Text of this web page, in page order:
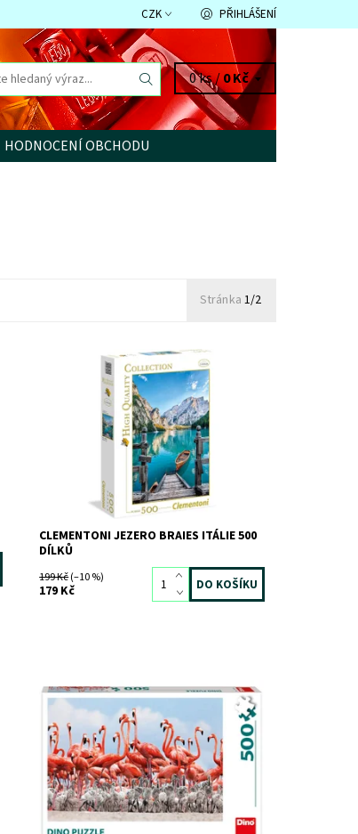
CZK PŘIHLÁŠENÍ
0 ks /0 Kč
HODNOCENÍ OBCHODU
Stránka 1/2
Dostupnost: Skladem3 ks
9058
CLEMENTONI
CLEMENTONI JEZERO BRAIES ITÁLIE 500
DÍLKŮ
199 Kč(–10 %)
179 Kč
Dostupnost: Skladem
Kód:
8117
Značka:
DINO